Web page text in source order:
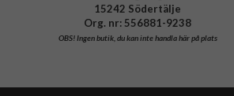
15242 Södertälje
Org. nr: 556881-9238
OBS!Ingen butik, du kan inte handla här på plats